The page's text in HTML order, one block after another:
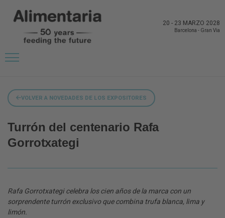
20 - 23 MARZO 2028
Barcelona - Gran Via
VOLVER A NOVEDADES DE LOS EXPOSITORES
Turrón del centenario Rafa
Gorrotxategi
Rafa Gorrotxategi celebra los cien años de la marca con un
sorprendente turrón exclusivo que combina trufa blanca, lima y
limón.